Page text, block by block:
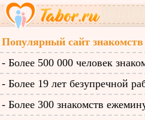
Популярный сайт знакомств
- Более 500 000 человек
- Более 19 лет безупречной
- Более 300 знакомств